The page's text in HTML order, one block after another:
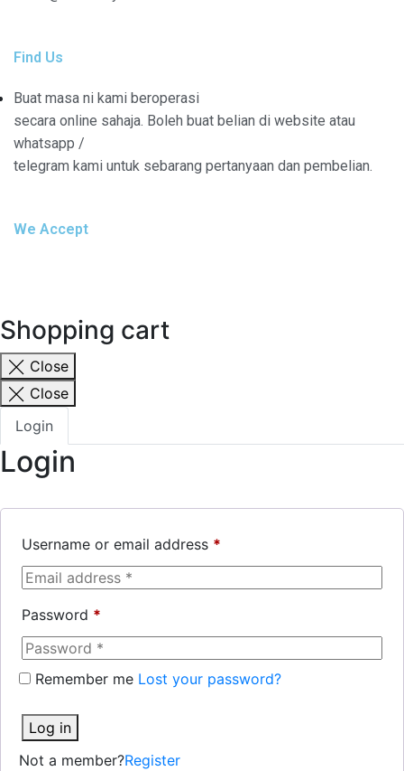
Find Us
Buat masa ni kami beroperasi
secara online sahaja. Boleh buat belian di website atau
whatsapp /
telegram kami untuk sebarang pertanyaan dan pembelian.
We Accept
Shopping cart
Close
Close
Login
Login
Username or email address *
Password *
Remember me Lost your password?
Log in
Not a member?Register